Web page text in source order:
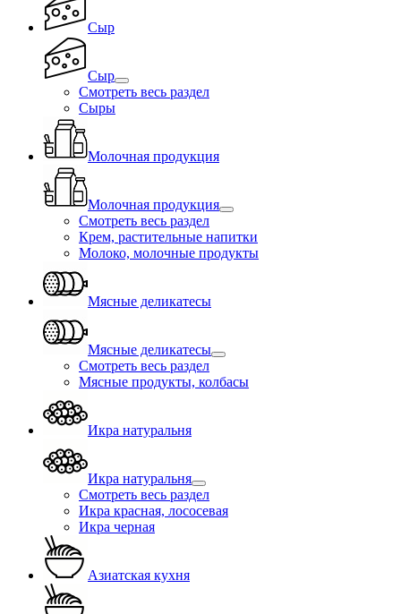
Сыр
Сыр
Смотреть весь раздел
Сыры
Молочная продукция
Молочная продукция
Смотреть весь раздел
Крем, растительные напитки
Молоко, молочные продукты
Мясные деликатесы
Мясные деликатесы
Смотреть весь раздел
Мясные продукты, колбасы
Икра натуральня
Икра натуральня
Смотреть весь раздел
Икра красная, лососевая
Икра черная
Азиатская кухня